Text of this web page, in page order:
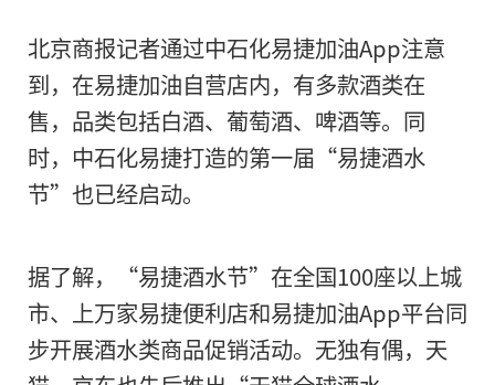
北京商报记者通过中石化易捷加油App注意
到，在易捷加油自营店内，有多款酒类在
售，品类包括白酒、葡萄酒、啤酒等。同
时，中石化易捷打造的第一届“易捷酒水
节”也已经启动。
据了解，“易捷酒水节”在全国100座以上城
市、上万家易捷便利店和易捷加油App平台同
步开展酒水类商品促销活动。无独有偶，天